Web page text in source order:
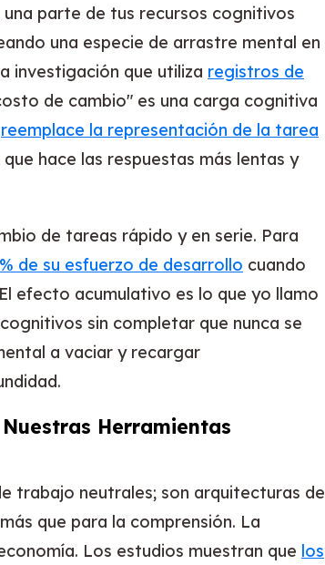
parte de tus recursos cognitivos
una especie de arrastre mental en
investigación que utiliza registros de
de cambio" es una carga cognitiva
reemplace la representación de la tarea
hace las respuestas más lentas y
de tareas rápido y en serie. Para
de su esfuerzo de desarrollo cuando
efecto acumulativo es lo que yo llamo
sin completar que nunca se
a vaciar y recargar
Herramientas
trabajo neutrales; son arquitecturas de
que para la comprensión. La
Los estudios muestran que los